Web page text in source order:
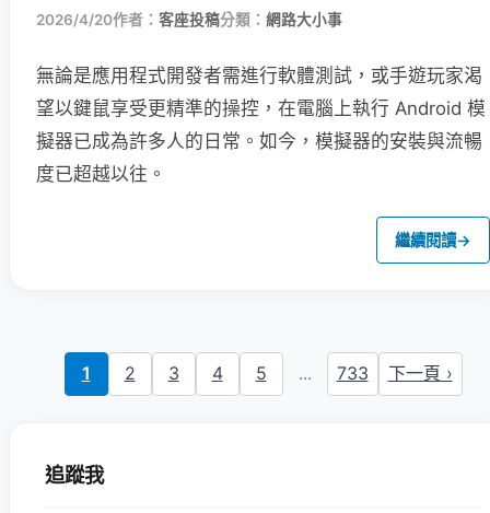
2026/4/20作者： 客座投稿分類： 網路大小事
無論是應用程式開發者需進行軟體測試，或手遊玩家渴
望以鍵鼠享受更精準的操控，在電腦上執行 Android 模
擬器已成為許多人的日常。如今，模擬器的安裝與流暢
度已超越以往。
繼續閱讀→
1 2 3 4 5 ... 733 下一頁 ›
追蹤我